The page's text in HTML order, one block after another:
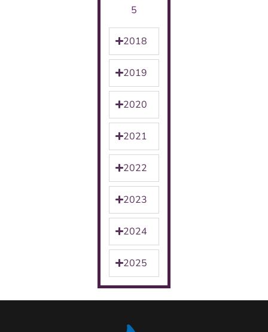
5
2018
2019
2020
2021
2022
2023
2024
2025